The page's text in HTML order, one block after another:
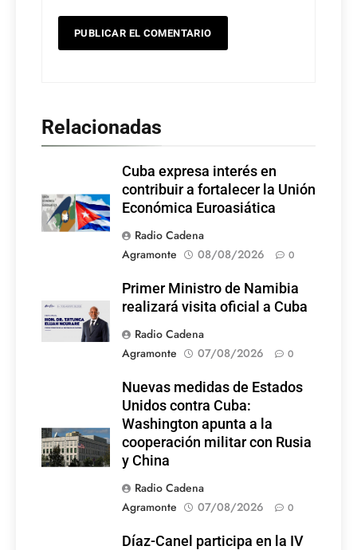
Relacionadas
Cuba expresa interés en
contribuir a fortalecer la Unión
Económica Euroasiática
Radio Cadena
Agramonte
08/08/2026 0
Primer Ministro de Namibia
realizará visita oficial a Cuba
Radio Cadena
Agramonte
07/08/2026 0
Nuevas medidas de Estados
Unidos contra Cuba:
Washington apunta a la
cooperación militar con Rusia
y China
Radio Cadena
Agramonte
07/08/2026 0
Díaz-Canel participa en la IV